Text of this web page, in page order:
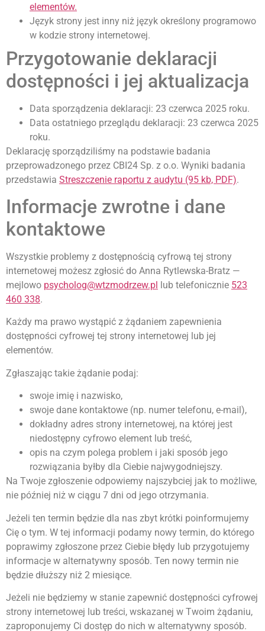
elementów.
Język strony jest inny niż język określony programowo
w kodzie strony internetowej.
Przygotowanie deklaracji
dostępności i jej aktualizacja
Data sporządzenia deklaracji: 23 czerwca 2025 roku.
Data ostatniego przeglądu deklaracji: 23 czerwca 2025
roku.
Deklarację sporządziliśmy na podstawie badania
przeprowadzonego przez CBI24 Sp. z o.o. Wyniki badania
przedstawia Streszczenie raportu z audytu (95 kb, PDF).
Informacje zwrotne i dane
kontaktowe
Wszystkie problemy z dostępnością cyfrową tej strony
internetowej możesz zgłosić do Anna Rytlewska-Bratz —
mejlowo psycholog@wtzmodrzew.pl lub telefonicznie 523
460 338.
Każdy ma prawo wystąpić z żądaniem zapewnienia
dostępności cyfrowej tej strony internetowej lub jej
elementów.
Zgłaszając takie żądanie podaj:
swoje imię i nazwisko,
swoje dane kontaktowe (np. numer telefonu, e-mail),
dokładny adres strony internetowej, na której jest
niedostępny cyfrowo element lub treść,
opis na czym polega problem i jaki sposób jego
rozwiązania byłby dla Ciebie najwygodniejszy.
Na Twoje zgłoszenie odpowiemy najszybciej jak to możliwe,
nie później niż w ciągu 7 dni od jego otrzymania.
Jeżeli ten termin będzie dla nas zbyt krótki poinformujemy
Cię o tym. W tej informacji podamy nowy termin, do którego
poprawimy zgłoszone przez Ciebie błędy lub przygotujemy
informacje w alternatywny sposób. Ten nowy termin nie
będzie dłuższy niż 2 miesiące.
Jeżeli nie będziemy w stanie zapewnić dostępności cyfrowej
strony internetowej lub treści, wskazanej w Twoim żądaniu,
zaproponujemy Ci dostęp do nich w alternatywny sposób.